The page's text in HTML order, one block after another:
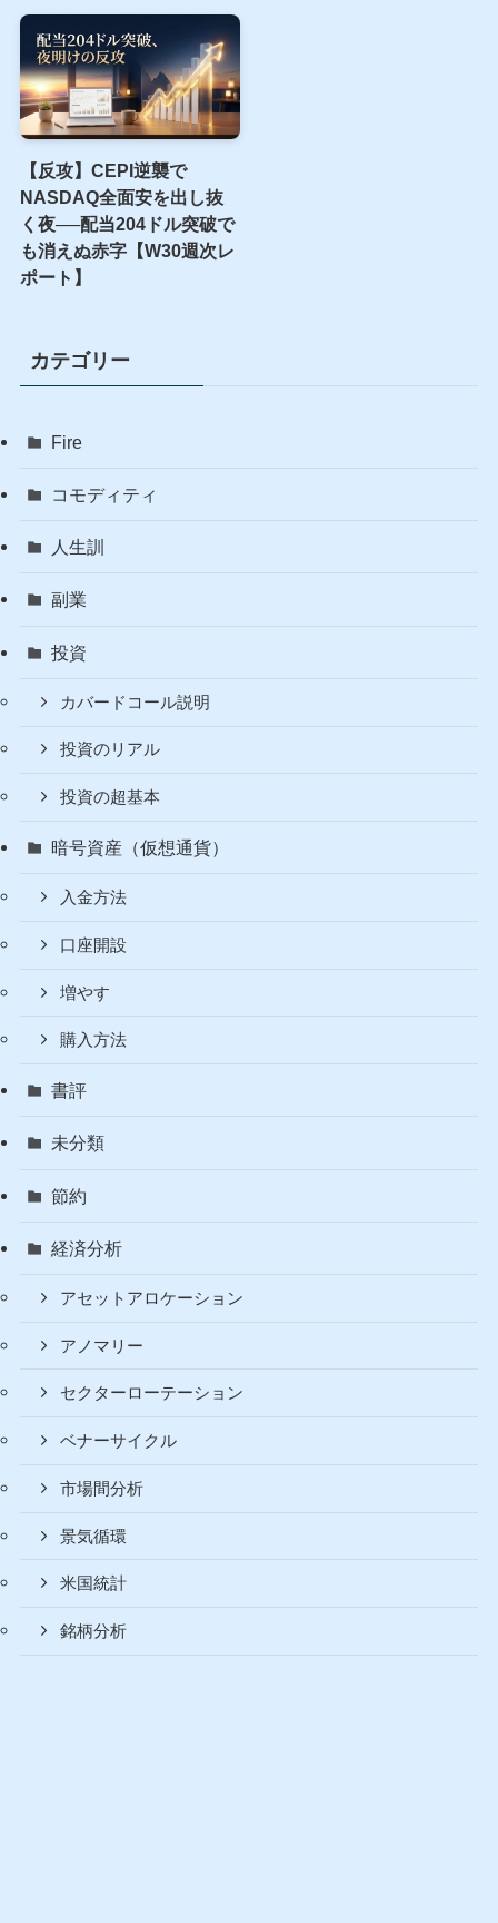
【反攻】CEPI逆襲で
NASDAQ全面安を出し抜
く夜──配当204ドル突破で
も消えぬ赤字【W30週次レ
ポート】
カテゴリー
Fire
コモディティ
人生訓
副業
投資
カバードコール説明
投資のリアル
投資の超基本
暗号資産（仮想通貨）
入金方法
口座開設
増やす
購入方法
書評
未分類
節約
経済分析
アセットアロケーション
アノマリー
セクターローテーション
ベナーサイクル
市場間分析
景気循環
米国統計
銘柄分析